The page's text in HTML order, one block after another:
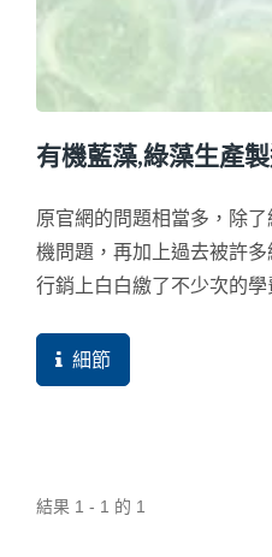
有機藍藻,綠藻生產
原官網的問題相當多，除
機問題，再加上過去被許
行銷上白白繳了不少次的
案例在現場一一檢測與解
原網站設計風格」交由環球
細節
結果 1 - 1 的 1